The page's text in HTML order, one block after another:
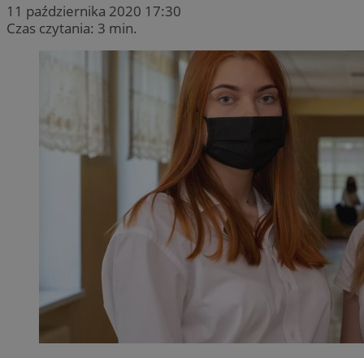
11 października 2020 17:30
Czas czytania: 3 min.